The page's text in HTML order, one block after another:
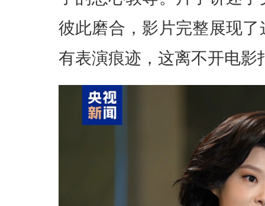
彼此磨合，影片完整展现
有表演痕迹，这离不开电